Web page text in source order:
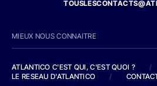
MIEUX NOUS CONNAITRE
ATLANTICO C'EST QUI, C'EST QUOI ?
/
LE RESEAU D'ATLANTICO
/